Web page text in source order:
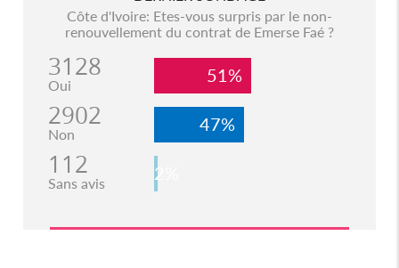
Côte d'Ivoire: Etes-vous surpris par le non-
renouvellement du contrat de Emerse Faé ?
3128
Oui 51%
2902
Non 47%
112
Sans avis 2%